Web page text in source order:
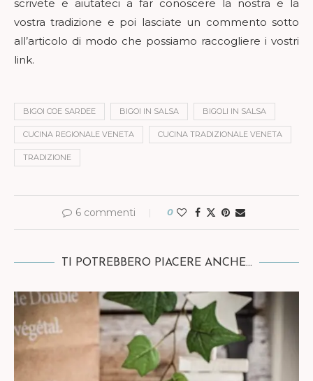
scrivete e aiutateci a far conoscere la nostra e la
vostra tradizione e poi lasciate un commento sotto
all’articolo di modo che possiamo raccogliere i vostri
link.
BIGOI COE SARDEE BIGOI IN SALSA BIGOLI IN SALSA
CUCINA REGIONALE VENETA CUCINA TRADIZIONALE VENETA
TRADIZIONE
6 commenti 0
TI POTREBBERO PIACERE ANCHE...